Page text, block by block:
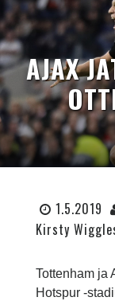
AJAX
1.5.2019
Kirsty
Tottenham ja
Hotspur -